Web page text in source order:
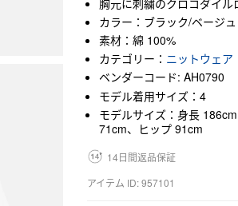
胸元に刺繍のクロコダイル
カラー：ブラック/ベージュ
素材：綿 100%
カテゴリー： ニットウェア
ベンダーコード: AH0790
モデル着用サイズ：4
モデルサイズ：身長
71cm、ヒップ 91cm
14日間返品保証
アイテム ID: 957101